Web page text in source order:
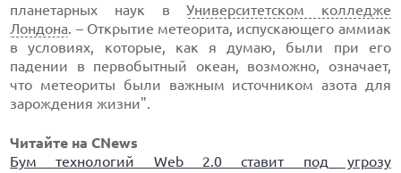
планетарных наук вУниверситетском колледже
Лондона. – Открытие метеорита, испускающего аммиак
в условиях, которые, как я думаю, были при его
падении в первобытный океан, возможно, означает,
что метеориты были важным источником азота для
зарождения жизни".
Читайте на CNews
Бум технологий Web 2.0 ставит под угрозу